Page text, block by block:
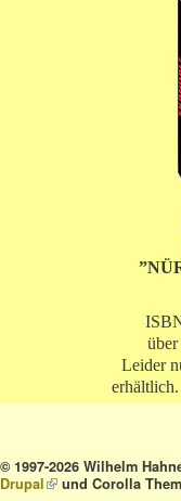
Leider
© 1997-2026 Wilhelm
Drupal(link is external)
und Corolla